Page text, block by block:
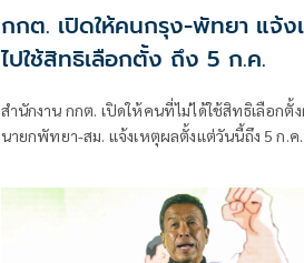
กกต. เปิดให้คนกรุง-พัทยา แจ้ง
ไปใช้สิทธิเลือกตั้ง ถึง 5 ก.ค.
สำนักงาน กกต. เปิดให้คนที่ไม่ได้ใช้สิทธิเลือกตั้
นายกพัทยา-สม. แจ้งเหตุผลตั้งแต่วันนี้ถึง 5 ก.ค